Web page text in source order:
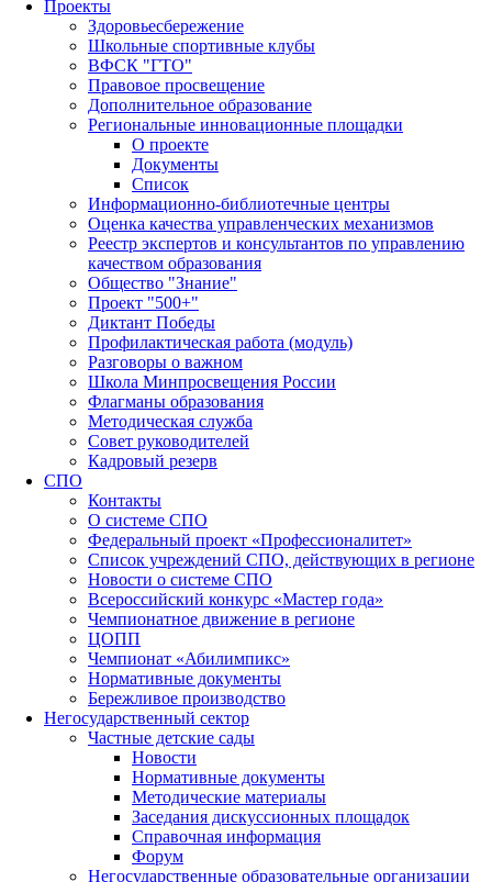
Проекты
Здоровьесбережение
Школьные спортивные клубы
ВФСК "ГТО"
Правовое просвещение
Дополнительное образование
Региональные инновационные площадки
О проекте
Документы
Список
Информационно-библиотечные центры
Оценка качества управленческих механизмов
Реестр экспертов и консультантов по управлению
качеством образования
Общество "Знание"
Проект "500+"
Диктант Победы
Профилактическая работа (модуль)
Разговоры о важном
Школа Минпросвещения России
Флагманы образования
Методическая служба
Совет руководителей
Кадровый резерв
СПО
Контакты
О системе СПО
Федеральный проект «Профессионалитет»
Список учреждений СПО, действующих в регионе
Новости о системе СПО
Всероссийский конкурс «Мастер года»
Чемпионатное движение в регионе
ЦОПП
Чемпионат «Абилимпикс»
Нормативные документы
Бережливое производство
Негосударственный сектор
Частные детские сады
Новости
Нормативные документы
Методические материалы
Заседания дискуссионных площадок
Справочная информация
Форум
Негосударственные образовательные организации